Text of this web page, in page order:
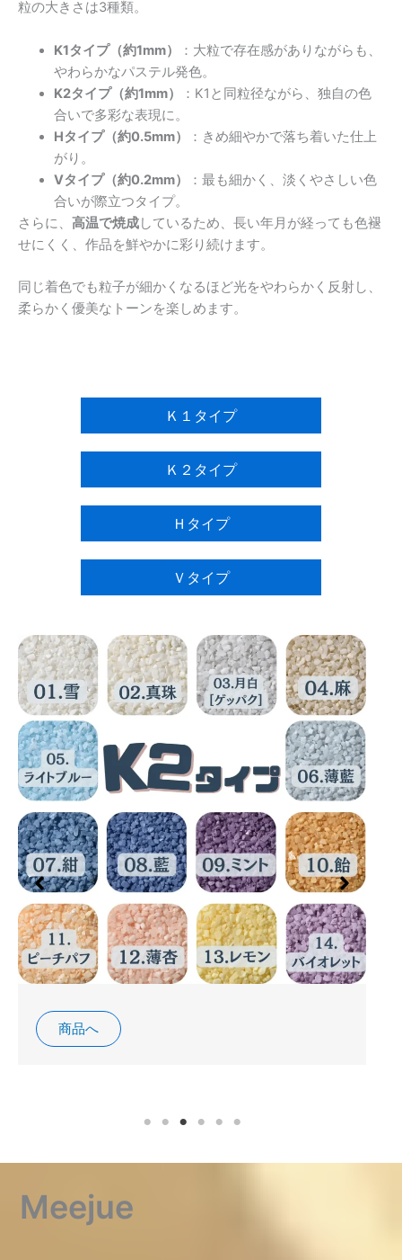
粒の大きさは3種類。
K1タイプ（約1mm）
：大粒で存在感がありながらも、
やわらかなパステル発色。
K2タイプ（約1mm）
：K1と同粒径ながら、独自の色
合いで多彩な表現に。
Hタイプ（約0.5mm）
：きめ細やかで落ち着いた仕上
がり。
Vタイプ（約0.2mm）
：最も細かく、淡くやさしい色
合いが際立つタイプ。
さらに、 高温で焼成しているため、長い年月が経っても色褪
せにくく、作品を鮮やかに彩り続けます。
同じ着色でも粒子が細かくなるほど光をやわらかく反射し、
柔らかく優美なトーンを楽しめます。
Ｋ１タイプ
Ｋ２タイプ
Ｈタイプ
Ｖタイプ
商品へ
Meejue